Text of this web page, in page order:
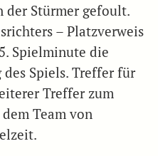
der Stürmer gefoult.
– Platzverweis
Spielminute die
Spiels. Treffer für
Treffer zum
Team von